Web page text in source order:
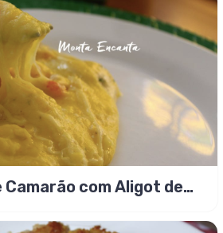
Camarão com Aligot de